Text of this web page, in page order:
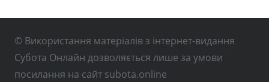
© Використання матеріалів з інтернет-видання
Субота Онлайн дозволяється лише за умови
посилання на сайт subota.online